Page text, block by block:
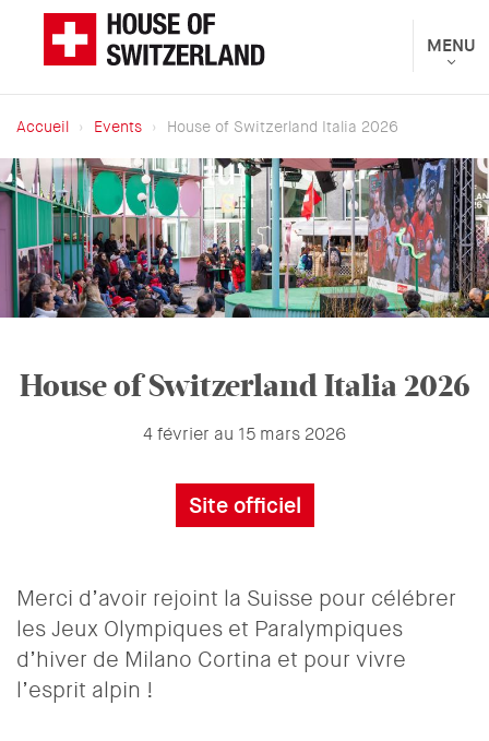
Présenté
par
Département
fédéral
des
affaires
étrangères
Toggle
MENU
Fil
d'Ariane
Accueil Events House of Switzerland Italia 2026
House of Switzerland Italia 2026
4 février au 15 mars 2026
Site officiel
Merci d’avoir rejoint la Suisse pour célébrer
les Jeux Olympiques et Paralympiques
d’hiver de Milano Cortina et pour vivre
l’esprit alpin !